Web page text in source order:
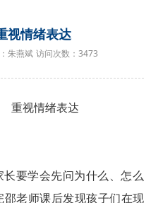
视情绪表达
朱燕斌 访问次数： 3473
重视情绪表达
要学会先问为什么、怎么
老师课后发现孩子们在现